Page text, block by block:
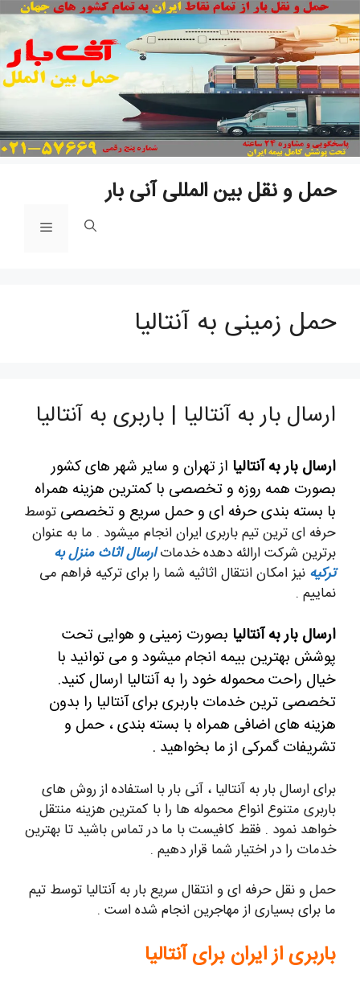
حمل و نقل بین المللی آنی بار
فهرست
حمل زمینی به آنتالیا
ارسال بار به آنتالیا | باربری به آنتالیا
ارسال بار به آنتالیا از تهران و سایر شهر های کشور
بصورت همه روزه و تخصصی با کمترین هزینه همراه
با بسته بندی حرفه ای و حمل سریع و تخصصی توسط
حرفه ای ترین تیم باربری ایران انجام میشود . ما به عنوان
برترین شرکت ارالئه دهده خدماتارسال اثاث منزل به
ترکیه نیز امکان انتقال اثاثیه شما را برای ترکیه فراهم می
نماییم .
ارسال بار به آنتالیا بصورت زمینی و هوایی تحت
پوشش بهترین بیمه انجام میشود و می توانید با
خیال راحت محموله خود را به آنتالیا ارسال کنید.
تخصصی ترین خدمات باربری برای آنتالیا را بدون
هزینه های اضافی همراه با بسته بندی ، حمل و
تشریفات گمرکی از ما بخواهید .
برای ارسال بار به آنتالیا ، آنی بار با استفاده از روش های
باربری متنوع انواع محموله ها را با کمترین هزینه منتقل
خواهد نمود . فقط کافیست با ما در تماس باشید تا بهترین
خدمات را در اختیار شما قرار دهیم .
حمل و نقل حرفه ای و انتقال سریع بار به آنتالیا توسط تیم
ما برای بسیاری از مهاجرین انجام شده است .
باربری از ایران برای آنتالیا